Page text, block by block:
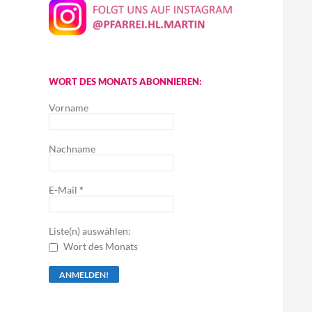
WORT DES MONATS ABONNIEREN:
Vorname
Nachname
E-Mail *
Liste(n) auswählen:
Wort des Monats